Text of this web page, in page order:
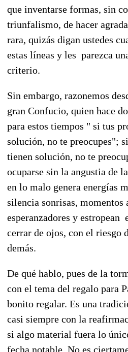
que inventarse formas, sin
triunfalismo, de hacer
rara, quizás digan ustedes
estas líneas y les parezca
criterio.
Sin embargo, razonemos
gran Confucio, quien hace
para estos tiempos " si tus
solución, no te preocupes";
tienen solución, no te
ocuparse sin la angustia de
en lo malo genera energías
silencia sonrisas, momentos
esperanzadores y estropean
cerrar de ojos, con el riesgo
demás.
De qué hablo, pues de la
con el tema del regalo para
bonito regalar. Es una
casi siempre con la
si algo material fuera lo
fecha notable. No es